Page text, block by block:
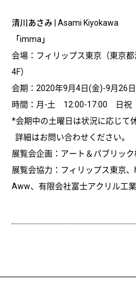
清川あさみ | Asami Kiyokawa
「imma」
会場：フィリップス東京（東京
4F）
会期：2020年9月4日(金)-9月26
時間：月-土 12:00-17:00 日
*会期中の土曜日は状況に応じて
詳細はお問い合わせください。
展覧会企画：アート＆パブリッ
展覧会協力：フィリップス東京
Aww、有限会社富士アクリル工業